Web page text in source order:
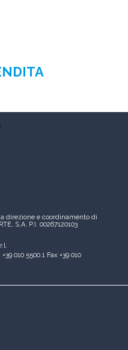
direzione e coordinamento di
S.A. P.I. 00267120103
+39 010 5500.1 Fax +39 010